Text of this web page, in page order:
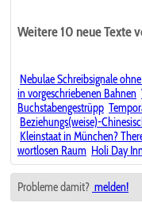
Weitere 10 neue Texte
Nebulae Schreibsignale
in vorgeschriebenen Bahnen
Buchstabengestrüpp
Beziehungs(weise)-
Kleinstaat in München?
wortlosen Raum Holi Day
Probleme damit? melden!